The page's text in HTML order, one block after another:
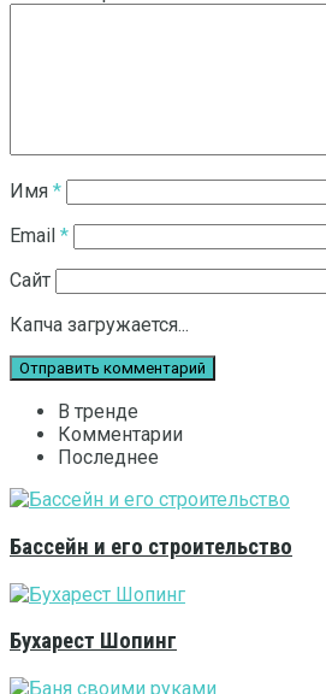
Имя *
Email *
Сайт
Капча загружается...
В тренде
Комментарии
Последнее
Бассейн и его строительство
Бухарест Шопинг